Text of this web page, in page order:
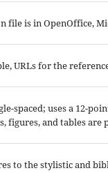
file is in OpenOffice,
URLs for the
spaced; uses a 12-
figures, and tables
to the stylistic and